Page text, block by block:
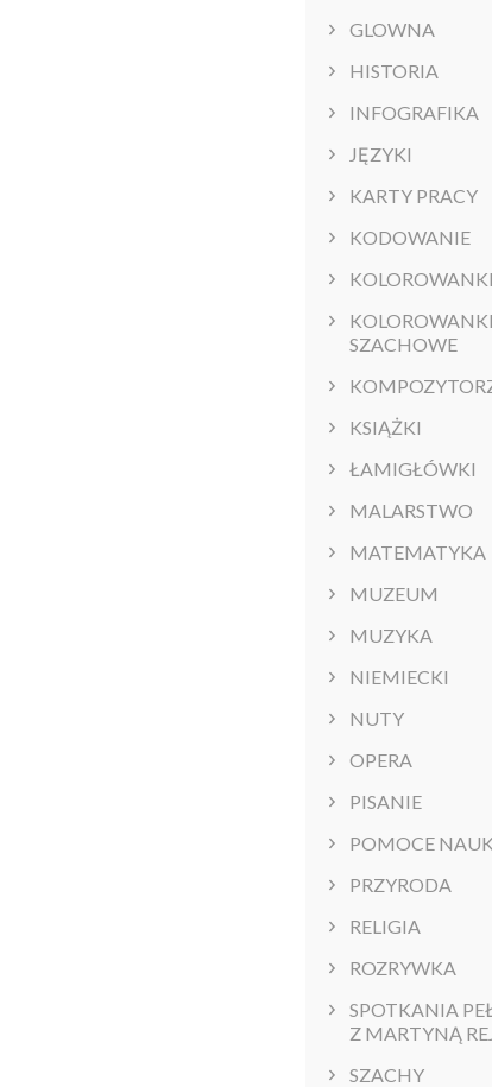
GLOWNA
HISTORIA
INFOGRAFIKA
JĘZYKI
KARTY PRACY
KODOWANIE
KOLOROWANKI
KOLOROWANKI
SZACHOWE
KSIĄŻKI
ŁAMIGŁÓWKI
MALARSTWO
MATEMATYKA
MUZEUM
MUZYKA
NIEMIECKI
NUTY
OPERA
PISANIE
POMOCE
PRZYRODA
RELIGIA
ROZRYWKA
SPOTKANIA
Z MARTYNĄ
SZACHY